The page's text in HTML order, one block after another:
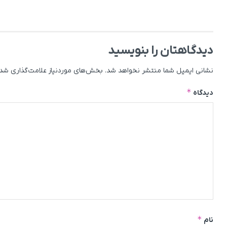
دیدگاهتان را بنویسید
نشانی ایمیل شما منتشر نخواهد شد. بخش‌های موردنیاز علامت‌گذاری
دیدگاه *
نام *